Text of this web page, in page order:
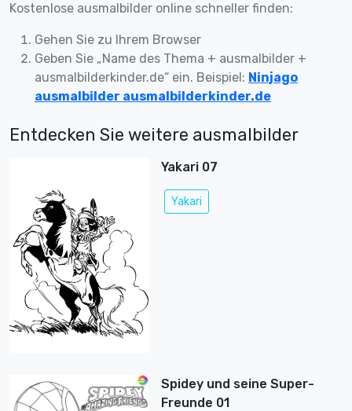
Kostenlose ausmalbilder online schneller finden:
Gehen Sie zu Ihrem Browser
Geben Sie „Name des Thema + ausmalbilder +
ausmalbilderkinder.de“ ein. Beispiel: Ninjago
ausmalbilder ausmalbilderkinder.de
Entdecken Sie weitere ausmalbilder
Yakari 07
Yakari
Spidey und seine Super-
Freunde 01